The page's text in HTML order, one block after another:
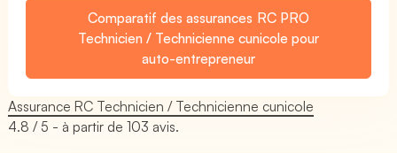
Comparatif des assurances RC PRO
Technicien / Technicienne cunicole pour
auto-entrepreneur
Assurance RC Technicien / Technicienne cunicole
4.8 / 5 - à partir de103 avis.